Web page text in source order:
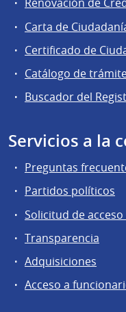
Renovación de
Carta de
Certificado de
Catálogo de
Buscador del
Servicios a la
Preguntas
Partidos políticos
Solicitud de
Transparencia
Adquisiciones
Acceso a